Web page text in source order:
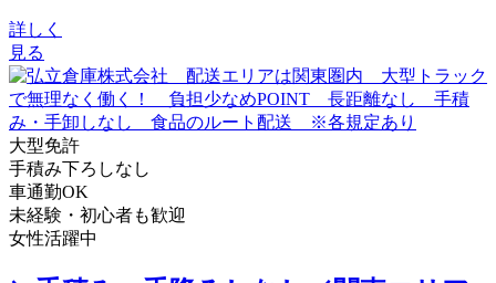
詳しく
見る
大型免許
手積み下ろしなし
車通勤OK
未経験・初心者も歓迎
女性活躍中